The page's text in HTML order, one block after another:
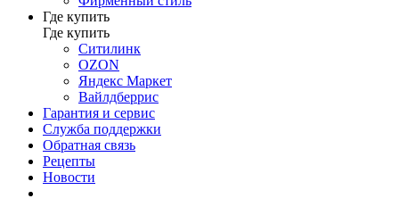
Где купить
Где купить
Ситилинк
OZON
Яндекс Маркет
Вайлдберрис
Гарантия и сервис
Служба поддержки
Обратная связь
Рецепты
Новости